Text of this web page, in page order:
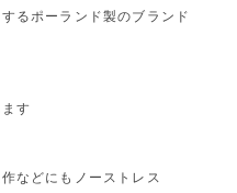
るポーランド製のブランド
す
などにもノーストレス